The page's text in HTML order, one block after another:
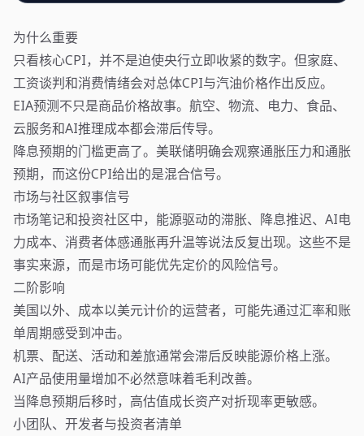
为什么重要
只看核心CPI，并不是迫使央行立即收紧的数字。但家庭、
工资谈判和消费情绪会对总体CPI与汽油价格作出反应。
EIA预测不只是商品价格故事。航空、物流、电力、食品、
云服务和AI推理成本都会滞后传导。
降息预期的门槛更高了。美联储明确会观察通胀压力和通胀
预期，而这份CPI给出的是混合信号。
市场与社区叙事信号
市场笔记和投资社区中，能源驱动的滞胀、降息推迟、AI电
力成本、消费者体感通胀再升温等说法反复出现。这些不是
事实来源，而是市场可能优先定价的风险信号。
二阶影响
美国以外、成本以美元计价的运营者，可能先通过汇率和账
单周期感受到冲击。
机票、配送、活动和差旅通常会滞后反映能源价格上涨。
AI产品使用量增加不必然意味着毛利改善。
当降息预期后移时，高估值成长资产对折现率更敏感。
小团队、开发者与投资者清单